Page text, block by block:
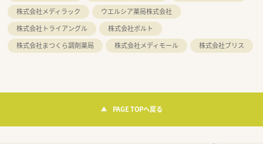
株式会社メディラック
ウエルシア薬局株式会社
株式会社トライアングル
株式会社ポルト
株式会社まつくら調剤薬局
株式会社メディモール 株式会社ブリス
PAGE TOPへ戻る